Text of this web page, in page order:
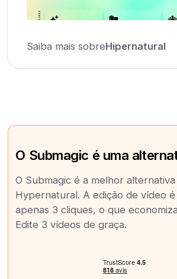
Saiba mais sobreHipernatural
O Submagic é uma
O Submagic é a melhor alternativa
Hypernatural. A edição de vídeo
apenas 3 cliques, o que
Edite 3 vídeos de graça.